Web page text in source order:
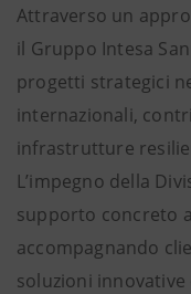
Attraverso un
il Gruppo Intesa
progetti strategici
internazionali,
infrastrutture
L’impegno della
supporto concreto
accompagnando
soluzioni innovative